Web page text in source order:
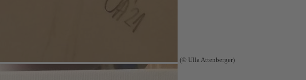
(© Ulla Attenberger)